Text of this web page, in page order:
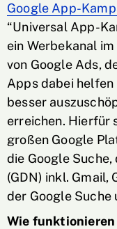
Google App-
“Universal App-
ein Werbekanal
von Google Ads,
Apps dabei
besser
erreichen. Hierfür
großen Google
die Google
(GDN) inkl. Gmail,
der Google Suche
Wie funktionieren